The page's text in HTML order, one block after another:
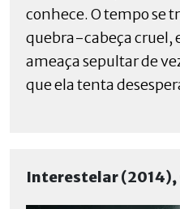
conhece. O tempo se
quebra-cabeça cruel,
ameaça sepultar de
que ela tenta
Interestelar (2014),